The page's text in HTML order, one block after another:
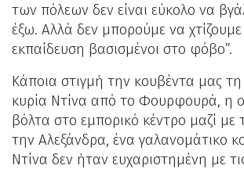
των πόλεων δεν είναι εύκολο να
έξω. Αλλά δεν μπορούμε να
εκπαίδευση βασισμένοι στο φόβο”.
Κάποια στιγμή την κουβέντα μας
κυρία Ντίνα από το Φουρφουρά, η
βόλτα στο εμπορικό κέντρο μαζί με
την Αλεξάνδρα, ένα γαλανομάτικο
Ντίνα δεν ήταν ευχαριστημένη με